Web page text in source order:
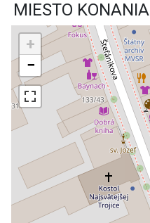
MIESTO KONANIA
+
−